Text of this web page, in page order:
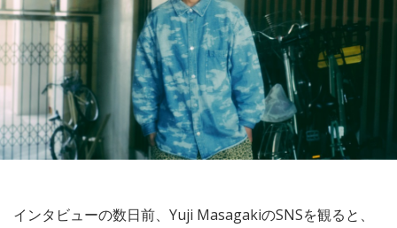
インタビューの数日前、Yuji MasagakiのSNSを観ると、